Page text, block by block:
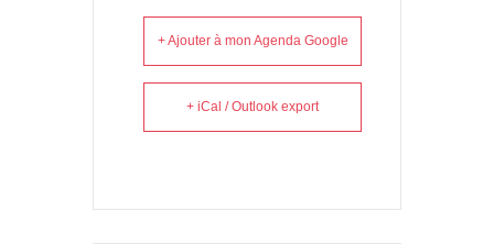
+ Ajouter à mon Agenda Google
+ iCal / Outlook export